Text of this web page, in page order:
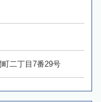
二丁目7番29号